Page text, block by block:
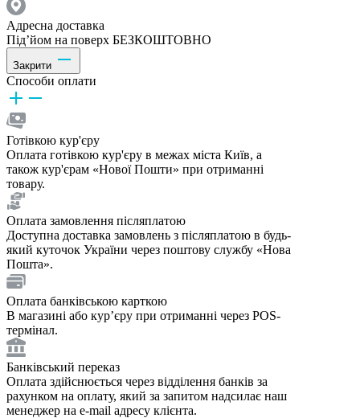
Адресна доставка
Під’йом на поверх БЕЗКОШТОВНО
Закрити
Способи оплати
Готівкою кур'єру
Оплата готівкою кур'єру в межах міста Київ, а
також кур'єрам «Нової Пошти» при отриманні
товару.
Оплата замовлення післяплатою
Доступна доставка замовлень з післяплатою в будь-
який куточок України через поштову службу «Нова
Пошта».
Оплата банківською карткою
В магазині або курʼєру при отриманні через POS-
термінал.
Банківський переказ
Оплата здійснюється через відділення банків за
рахунком на оплату, який за запитом надсилає наш
менеджер на e-mail адресу клієнта.